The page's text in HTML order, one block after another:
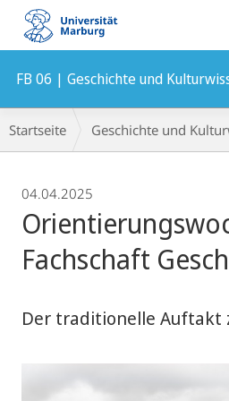
Mobile-
Navigation
FB 06 | Geschichte und
Breadcrumb-
Navigation
Startseite Geschichte und
04.04.2025
Fachschaft
Der traditionelle Auftakt